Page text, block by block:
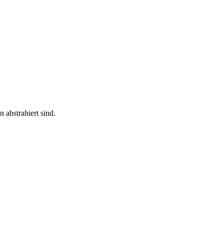
abstrahiert sind.